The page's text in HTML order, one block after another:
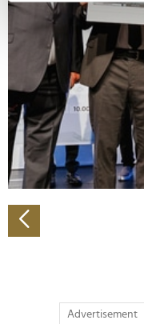
bestimmten
Erfahren Sie mehr
verarbeitet werden,
Abschnitt
Wir verwenden
personalisieren,
zu können und die
analysieren.
Verwendung unserer
soziale Medien,
Partner führen diese
Advertisement